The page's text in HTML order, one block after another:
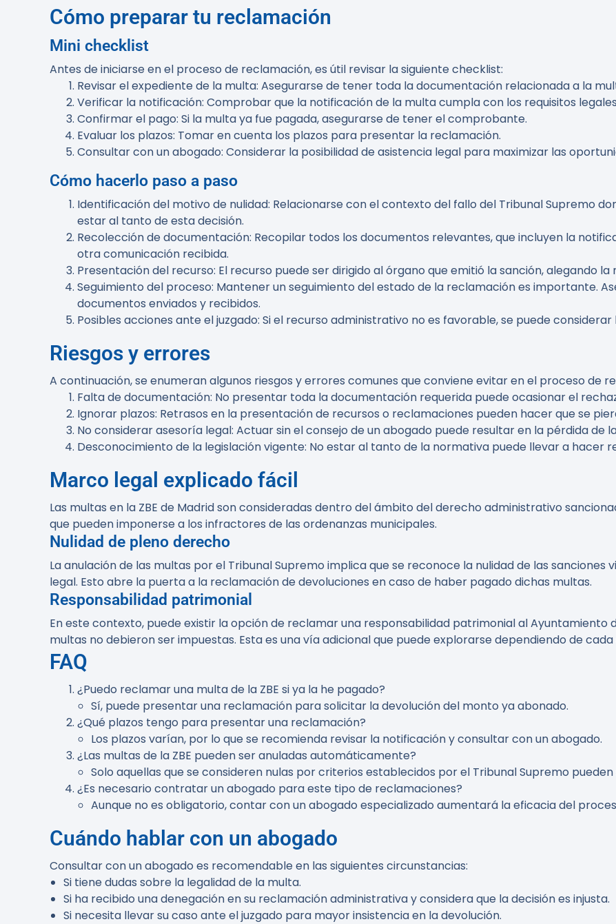
Cómo preparar tu reclamación
Mini checklist
Antes de iniciarse en el proceso de reclamación, es útil revisar la siguiente checklist:
Revisar el expediente de la multa: Asegurarse de tener toda la documentación relacionada a la
Verificar la notificación: Comprobar que la notificación de la multa cumpla con los requisitos
Confirmar el pago: Si la multa ya fue pagada, asegurarse de tener el comprobante.
Evaluar los plazos: Tomar en cuenta los plazos para presentar la reclamación.
Consultar con un abogado: Considerar la posibilidad de asistencia legal para maximizar las
Cómo hacerlo paso a paso
Identificación del motivo de nulidad: Relacionarse con el contexto del fallo del Tribunal Supremo
estar al tanto de esta decisión.
Recolección de documentación: Recopilar todos los documentos relevantes, que incluyen la
otra comunicación recibida.
Presentación del recurso: El recurso puede ser dirigido al órgano que emitió la sanción, alegando
Seguimiento del proceso: Mantener un seguimiento del estado de la reclamación es importante.
documentos enviados y recibidos.
Posibles acciones ante el juzgado: Si el recurso administrativo no es favorable, se puede
Riesgos y errores
A continuación, se enumeran algunos riesgos y errores comunes que conviene evitar en el proceso de
Falta de documentación: No presentar toda la documentación requerida puede ocasionar el
Ignorar plazos: Retrasos en la presentación de recursos o reclamaciones pueden hacer que se
No considerar asesoría legal: Actuar sin el consejo de un abogado puede resultar en la pérdida de
Desconocimiento de la legislación vigente: No estar al tanto de la normativa puede llevar a hacer
Marco legal explicado fácil
Las multas en la ZBE de Madrid son consideradas dentro del ámbito del derecho administrativo
que pueden imponerse a los infractores de las ordenanzas municipales.
Nulidad de pleno derecho
La anulación de las multas por el Tribunal Supremo implica que se reconoce la nulidad de las sanciones
legal. Esto abre la puerta a la reclamación de devoluciones en caso de haber pagado dichas multas.
Responsabilidad patrimonial
En este contexto, puede existir la opción de reclamar una responsabilidad patrimonial al Ayuntamiento
multas no debieron ser impuestas. Esta es una vía adicional que puede explorarse dependiendo de
FAQ
¿Puedo reclamar una multa de la ZBE si ya la he pagado?
Sí, puede presentar una reclamación para solicitar la devolución del monto ya abonado.
¿Qué plazos tengo para presentar una reclamación?
Los plazos varían, por lo que se recomienda revisar la notificación y consultar con un abogado.
¿Las multas de la ZBE pueden ser anuladas automáticamente?
Solo aquellas que se consideren nulas por criterios establecidos por el Tribunal Supremo
¿Es necesario contratar un abogado para este tipo de reclamaciones?
Aunque no es obligatorio, contar con un abogado especializado aumentará la eficacia del
Cuándo hablar con un abogado
Consultar con un abogado es recomendable en las siguientes circunstancias:
Si tiene dudas sobre la legalidad de la multa.
Si ha recibido una denegación en su reclamación administrativa y considera que la decisión es injusta.
Si necesita llevar su caso ante el juzgado para mayor insistencia en la devolución.